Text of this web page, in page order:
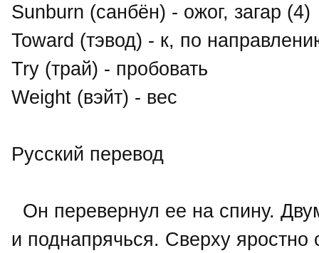
Sunburn (санбён) - ожог, загар (4)
Toward (тэвод) - к, по
Try (трай) - пробовать
Weight (вэйт) - вес
Русский перевод
Он перевернул ее на спину.
и поднапрячься. Сверху